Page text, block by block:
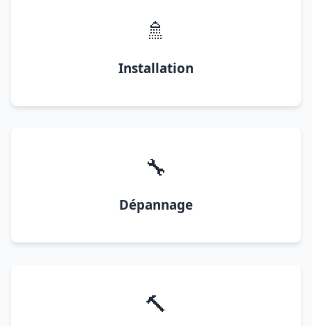
🚿
Installation
🔧
Dépannage
🔨